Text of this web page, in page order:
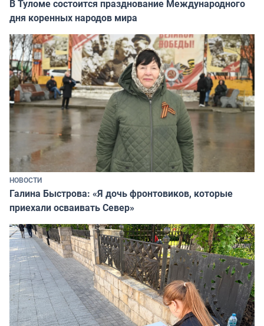
В Туломе состоится празднование Международного
дня коренных народов мира
НОВОСТИ
Галина Быстрова: «Я дочь фронтовиков, которые
приехали осваивать Север»